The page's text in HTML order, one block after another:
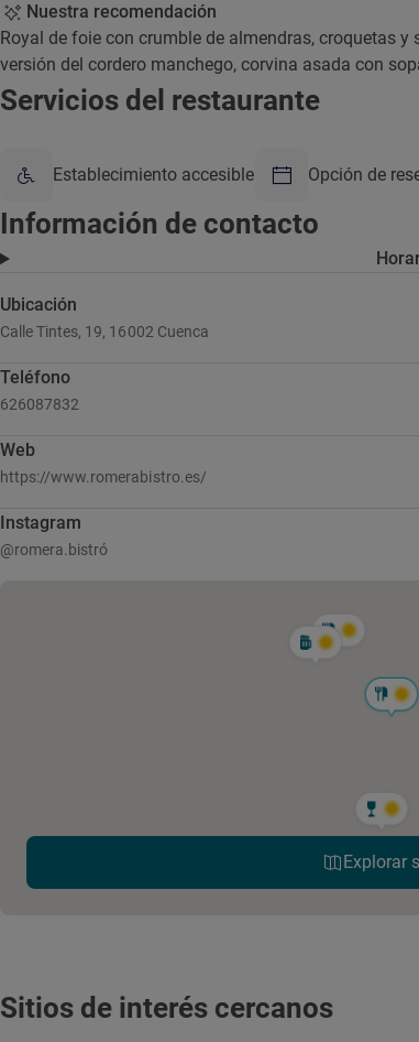
Nuestra recomendación
Royal de foie con crumble de almendras, croquetas
versión del cordero manchego, corvina asada con
Servicios del restaurante
Establecimiento accesible Opción de
Información de contacto
Ubicación
Calle Tintes, 19, 16002 Cuenca
Teléfono
626087832
Web
https://www.romerabistro.es/
Instagram
@romera.bistró
Explorar
Sitios de interés cercanos